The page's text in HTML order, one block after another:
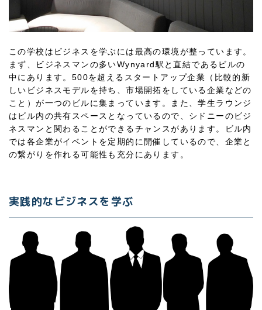
この学校はビジネスを学ぶには最高の環境が整っています。
まず、ビジネスマンの多いWynyard駅と直結であるビルの
中にあります。500を超えるスタートアップ企業（比較的新
しいビジネスモデルを持ち、市場開拓をしている企業などの
こと）が一つのビルに集まっています。また、学生ラウンジ
はビル内の共有スペースとなっているので、シドニーのビジ
ネスマンと関わることができるチャンスがあります。ビル内
では各企業がイベントを定期的に開催しているので、企業と
の繋がりを作れる可能性も充分にあります。
実践的なビジネスを学ぶ